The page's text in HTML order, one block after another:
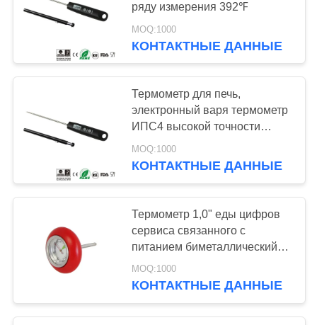
PRIVACY
ряду измерения 392℉
MOQ:1000
КОНТАКТНЫЕ ДАННЫЕ
Термометр для печь,
электронный варя термометр
ИПС4 высокой точности
цифровой
MOQ:1000
КОНТАКТНЫЕ ДАННЫЕ
Термометр 1,0" еды цифров
сервиса связанного с
питанием биметаллический
сбережения космоса размера
шкалы
MOQ:1000
КОНТАКТНЫЕ ДАННЫЕ